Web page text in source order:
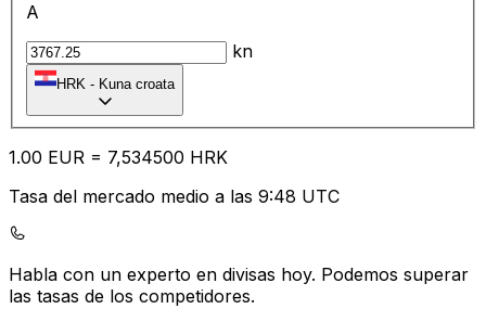
A
kn
HRK - Kuna croata
1.00 EUR = 7,534500 HRK
Tasa del mercado medio a las 9:48 UTC
Habla con un experto en divisas hoy. Podemos superar
las tasas de los competidores.